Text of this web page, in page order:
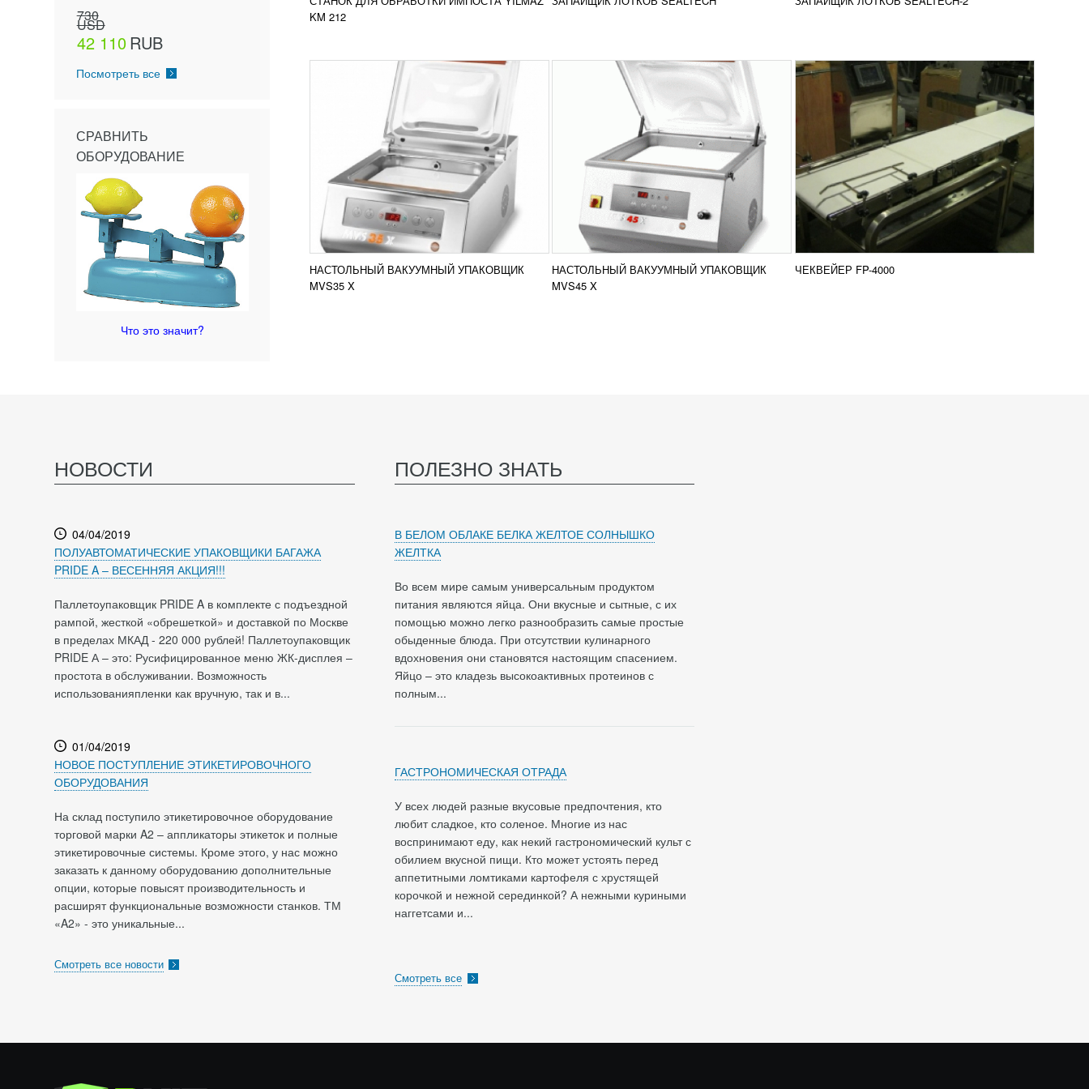
KM 212
ПОДРОБНЕЕ сравнение
НАСТОЛЬНЫЙ ВАКУУМНЫЙ УПАКОВЩИК
MVS35 X
ПОДРОБНЕЕ сравнение
НАСТОЛЬНЫЙ ВАКУУМНЫЙ УПАКОВЩИК
MVS45 X
ПОДРОБНЕЕ сравнение
ЧЕКВЕЙЕР FP-4000
730
USD
42 110RUB
Посмотреть все
СРАВНИТЬ
ОБОРУДОВАНИЕ
Что это значит?
НОВОСТИ
04/04/2019
ПОЛУАВТОМАТИЧЕСКИЕ УПАКОВЩИКИ БАГАЖА
PRIDE A – ВЕСЕННЯЯ АКЦИЯ!!!
Паллетоупаковщик PRIDE A в комплекте с подъездной
рампой, жесткой «обрешеткой» и доставкой по Москве
в пределах МКАД - 220 000 рублей! Паллетоупаковщик
PRIDE А – это: Русифицированное меню ЖК-дисплея –
простота в обслуживании. Возможность
использованияпленки как вручную, так и в...
01/04/2019
НОВОЕ ПОСТУПЛЕНИЕ ЭТИКЕТИРОВОЧНОГО
ОБОРУДОВАНИЯ
На склад поступило этикетировочное оборудование
торговой марки A2 – аппликаторы этикеток и полные
этикетировочные системы. Кроме этого, у нас можно
заказать к данному оборудованию дополнительные
опции, которые повысят производительность и
расширят функциональные возможности станков. ТМ
«A2» - это уникальные...
Смотреть все новости
ПОЛЕЗНО ЗНАТЬ
В БЕЛОМ ОБЛАКЕ БЕЛКА ЖЕЛТОЕ СОЛНЫШКО
ЖЕЛТКА
Во всем мире самым универсальным продуктом
питания являются яйца. Они вкусные и сытные, с их
помощью можно легко разнообразить самые простые
обыденные блюда. При отсутствии кулинарного
вдохновения они становятся настоящим спасением.
Яйцо – это кладезь высокоактивных протеинов с
полным...
ГАСТРОНОМИЧЕСКАЯ ОТРАДА
У всех людей разные вкусовые предпочтения, кто
любит сладкое, кто соленое. Многие из нас
воспринимают еду, как некий гастрономический культ с
обилием вкусной пищи. Кто может устоять перед
аппетитными ломтиками картофеля с хрустящей
корочкой и нежной серединкой? А нежными куриными
наггетсами и...
Смотреть все